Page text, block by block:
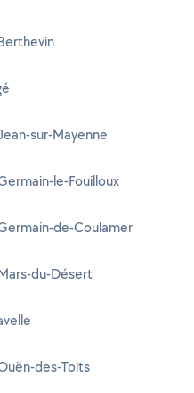
sur-Mayenne
le-Fouilloux
de-Coulamer
du-Désert
des-Toits